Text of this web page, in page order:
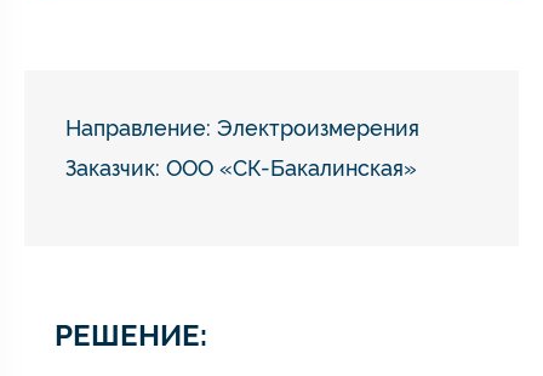
Направление: Электроизмерения
Заказчик: ООО «СК-Бакалинская»
РЕШЕНИЕ: